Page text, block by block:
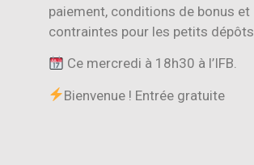
paiement, conditions de bonus et
contraintes pour les petits dépôts.
Ce mercredi à 18h30 à l’IFB.
Bienvenue ! Entrée gratuite